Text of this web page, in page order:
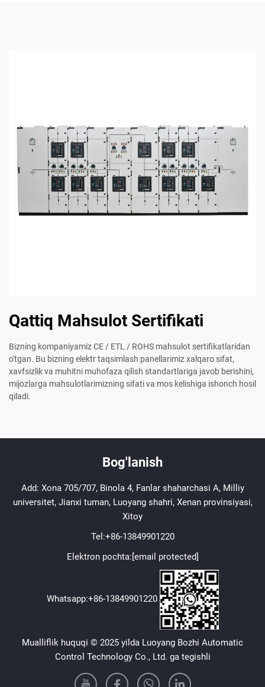
Qattiq Mahsulot Sertifikati
Bizning kompaniyamiz CE / ETL / ROHS mahsulot sertifikatlaridan
o'tgan. Bu bizning elektr taqsimlash panellarimiz xalqaro sifat,
xavfsizlik va muhitni muhofaza qilish standartlariga javob berishini,
mijozlarga mahsulotlarimizning sifati va mos kelishiga ishonch hosil
qiladi.
Bog'lanish
Add: Xona 705/707, Binola 4, Fanlar shaharchasi A, Milliy
universitet, Jianxi tuman, Luoyang shahri, Xenan provinsiyasi,
Xitoy
Tel:+86-13849901220
Elektron pochta:[email protected]
Whatsapp:+86-13849901220
Mualliflik huquqi © 2025 yilda Luoyang Bozhi Automatic
Control Technology Co., Ltd. ga tegishli